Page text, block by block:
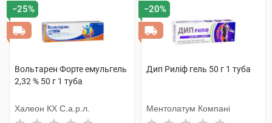
−25%
Вольтарен Форте емульгель
2,32 % 50 г 1 туба
Халеон КХ С.а.р.л.
−20%
Дип Риліф гель 50 г 1 туба
Ментолатум Компані